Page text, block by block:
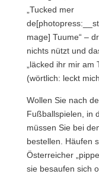
„Tucked mer
mage] Tuume“ –
nichts nützt und
„läcked ihr mir
(wörtlich: leckt
Wollen Sie nach
Fußballspielen, in
müssen Sie bei
bestellen. Häufen
Österreicher
sie besaufen sich